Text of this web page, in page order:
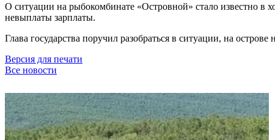
О ситуации на рыбокомбинате «Островной» стало известно
невыплаты зарплаты.
Глава государства поручил разобраться в ситуации, на
Версия для печати
Все новости